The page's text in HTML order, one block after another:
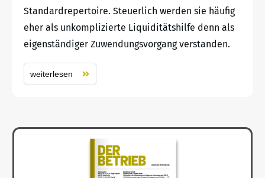
Standardrepertoire. Steuerlich werden sie häufig
eher als unkomplizierte Liquiditätshilfe denn als
eigenständiger Zuwendungsvorgang verstanden.
weiterlesen